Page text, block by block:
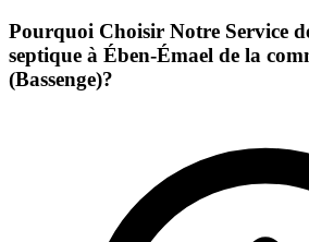
Pourquoi Choisir Notre Service
septique à Ében-Émael de la
(Bassenge)?